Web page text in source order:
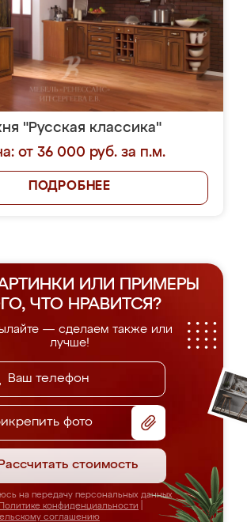
"Русская классика"
от 36 000 руб. за п.м.
ПОДРОБНЕЕ
ИЛИ ПРИМЕРЫ
ЧТО НРАВИТСЯ?
— сделаем также или
лучше!
фото
Рассчитать стоимость
на передачу персональных данных
Политике конфиденциальности
соглашению